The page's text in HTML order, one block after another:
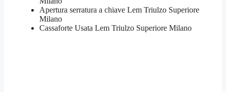
​Apertura serratura​ ​a chiave Lem Triulzo Superiore
Milano
​Cassaforte Usata Lem Triulzo Superiore Milano